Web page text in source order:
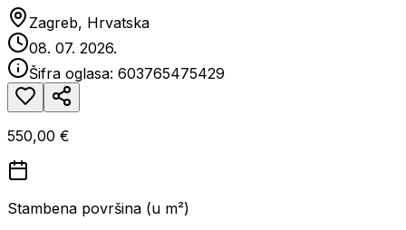
Zagreb, Hrvatska
08. 07. 2026.
Šifra oglasa: 603765475429
550,00 €
Stambena površina (u m²)